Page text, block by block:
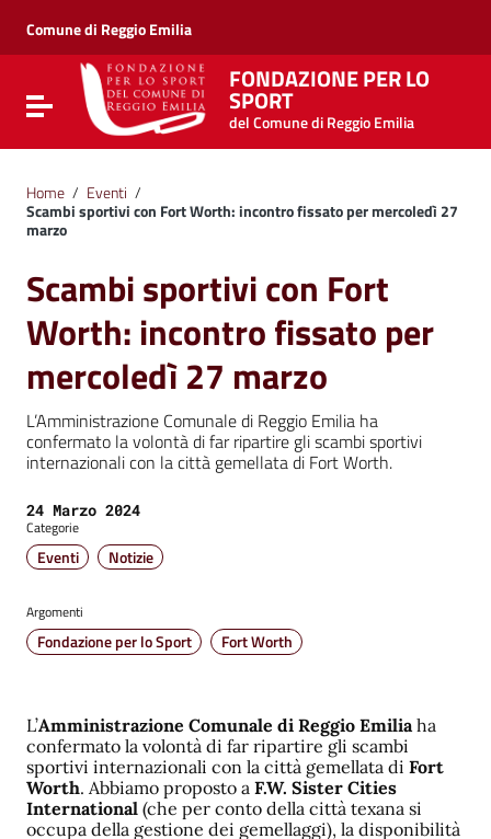
Vai al menu di navigazione
Vai al footer
Comune di Reggio Emilia
Attiva / disattiva la navigazione
FONDAZIONE PER LO
SPORT
del Comune di Reggio Emilia
Home / Eventi /
Scambi sportivi con Fort Worth: incontro fissato per mercoledì 27
marzo
Scambi sportivi con Fort
Worth: incontro fissato per
mercoledì 27 marzo
L’Amministrazione Comunale di Reggio Emilia ha
confermato la volontà di far ripartire gli scambi sportivi
internazionali con la città gemellata di Fort Worth.
Data:
24 Marzo 2024
Categorie
Eventi Notizie
Argomenti
Fondazione per lo Sport Fort Worth
L’Amministrazione Comunale di Reggio Emiliaha
confermato la volontà di far ripartire gli scambi
sportivi internazionali con la città gemellata di Fort
Worth. Abbiamo proposto a F.W. Sister Cities
International (che per conto della città texana si
occupa della gestione dei gemellaggi), la disponibilità